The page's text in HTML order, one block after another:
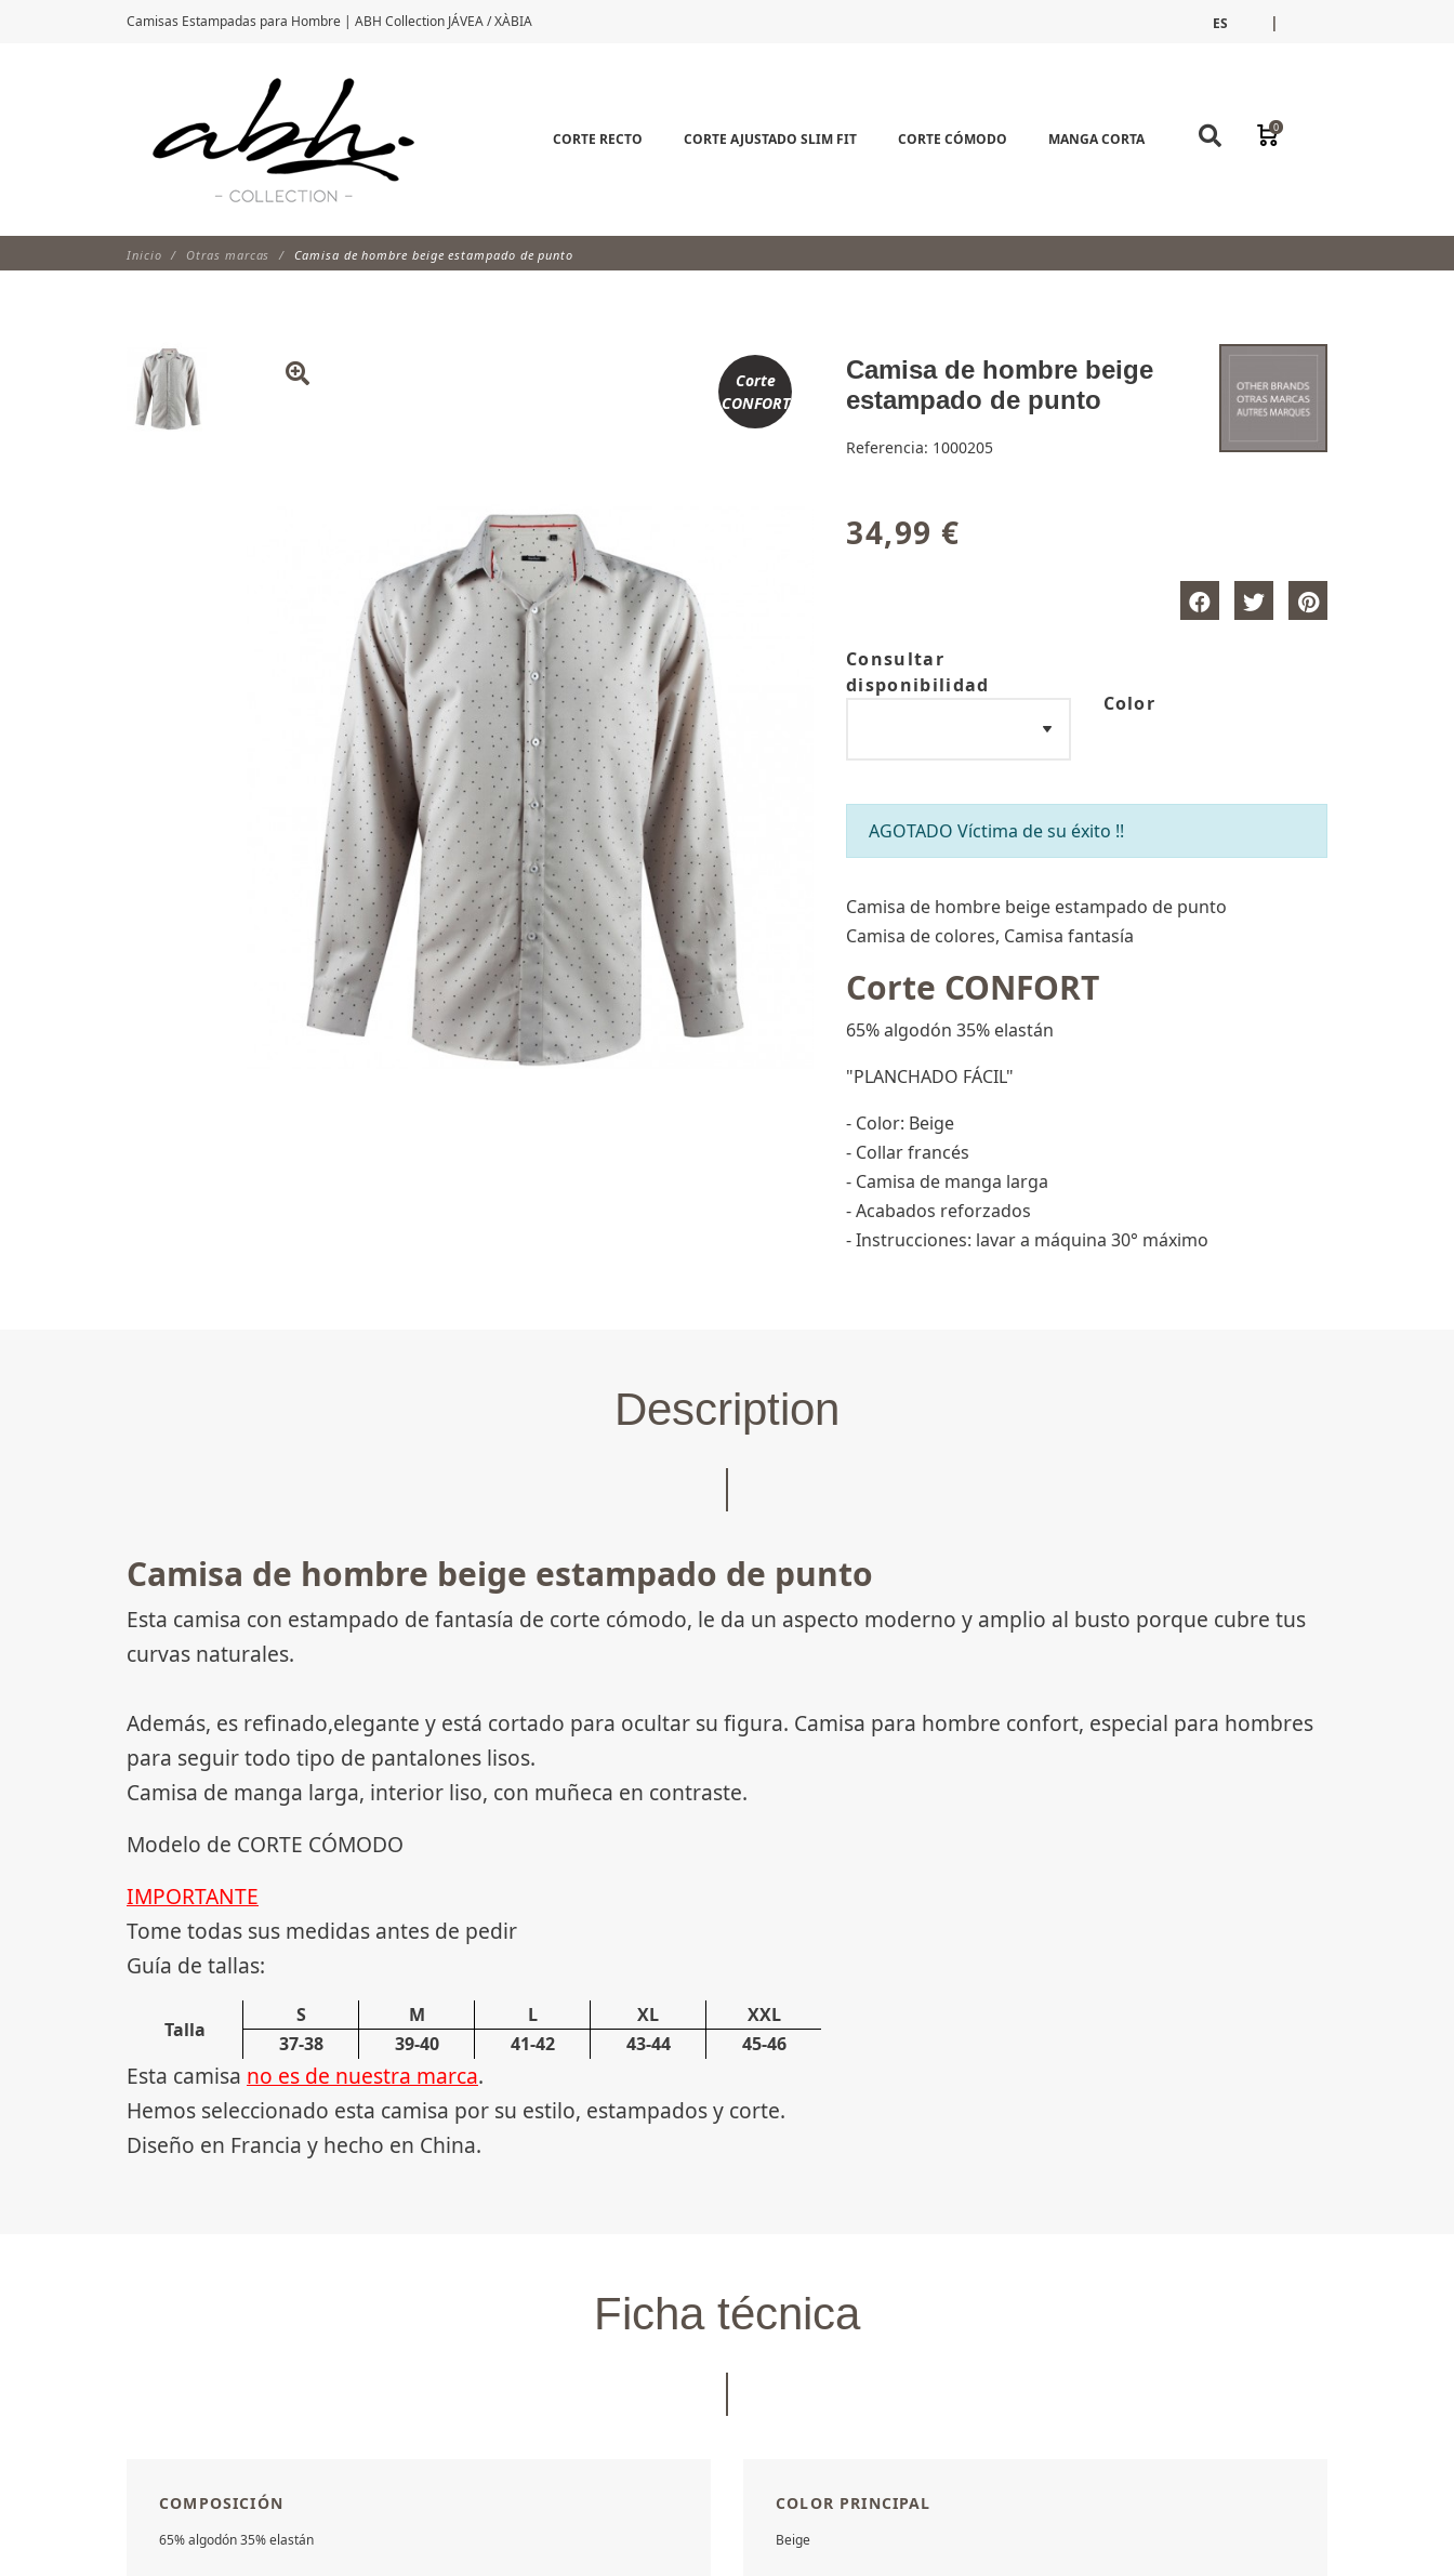
Camisas Estampadas para Hombre | ABH Collection JÁVEA / XÀBIA
ES
|
CORTE RECTO CORTE AJUSTADO SLIM FIT CORTE CÓMODO MANGA CORTA
0
Inicio Otras marcas Camisa de hombre beige estampado de punto
Corte
CONFORT
Camisa de hombre beige
estampado de punto
Referencia: 1000205
34,99 €
Consultar
disponibilidad
Color
AGOTADO Víctima de su éxito !!
Camisa de hombre beige estampado de punto
Camisa de colores, Camisa fantasía
Corte CONFORT
65% algodón 35% elastán
"PLANCHADO FÁCIL"
- Color: Beige
- Collar francés
- Camisa de manga larga
- Acabados reforzados
- Instrucciones: lavar a máquina 30° máximo
Description
Camisa de hombre beige estampado de punto
Esta camisa con estampado de fantasía de corte cómodo, le da un aspecto moderno y amplio al busto porque cubre tus
curvas naturales.
Además, es refinado,elegante y está cortado para ocultar su figura. Camisa para hombre confort, especial para hombres
para seguir todo tipo de pantalones lisos.
Camisa de manga larga, interior liso, con muñeca en contraste.
Modelo de CORTE CÓMODO
IMPORTANTE
Tome todas sus medidas antes de pedir
Guía de tallas:
Talla
S M L XL
XXL
37-38
39-40 41-42 43-44 45-46
Esta camisa no es de nuestra marca.
Hemos seleccionado esta camisa por su estilo, estampados y corte.
Diseño en Francia y hecho en China.
Ficha técnica
COMPOSICIÓN
65% algodón 35% elastán
COLOR PRINCIPAL
Beige